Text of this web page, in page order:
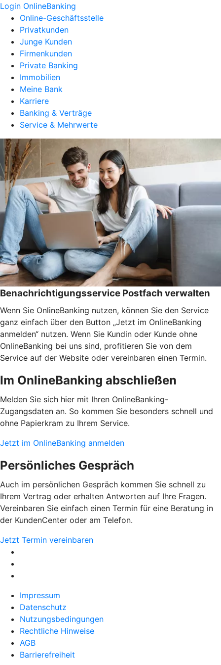
Login OnlineBanking
Online-Geschäftsstelle
Privatkunden
Junge Kunden
Firmenkunden
Private Banking
Immobilien
Meine Bank
Karriere
Banking & Verträge
Service & Mehrwerte
Benachrichtigungsservice Postfach verwalten
Wenn Sie OnlineBanking nutzen, können Sie den Service
ganz einfach über den Button „Jetzt im OnlineBanking
anmelden“ nutzen. Wenn Sie Kundin oder Kunde ohne
OnlineBanking bei uns sind, profitieren Sie von dem
Service auf der Website oder vereinbaren einen Termin.
Im OnlineBanking abschließen
Melden Sie sich hier mit Ihren OnlineBanking-
Zugangsdaten an. So kommen Sie besonders schnell und
ohne Papierkram zu Ihrem Service.
Jetzt im OnlineBanking anmelden
Persönliches Gespräch
Auch im persönlichen Gespräch kommen Sie schnell zu
Ihrem Vertrag oder erhalten Antworten auf Ihre Fragen.
Vereinbaren Sie einfach einen Termin für eine Beratung in
der KundenCenter oder am Telefon.
Jetzt Termin vereinbaren
Impressum
Datenschutz
Nutzungsbedingungen
Rechtliche Hinweise
AGB
Barrierefreiheit